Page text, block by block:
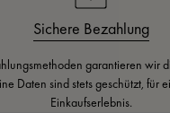
Sichere Bezahlung
garantieren wir
Daten sind stets geschützt, für
Einkaufserlebnis.